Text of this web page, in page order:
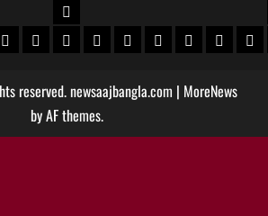
খবরখবর
বীরভূম খবরমুর্শিদাবাদ খবর
উত্তরবঙ্গ
কোচবিহার নিউজ
আলিপুরদুয়ার খবর
জলপাইগুড়ি খবর
শিলিগুড়ি খবর
উত্তরদক্ষিণ
reserved. newsaajbangla.com | MoreNews
by AF themes.